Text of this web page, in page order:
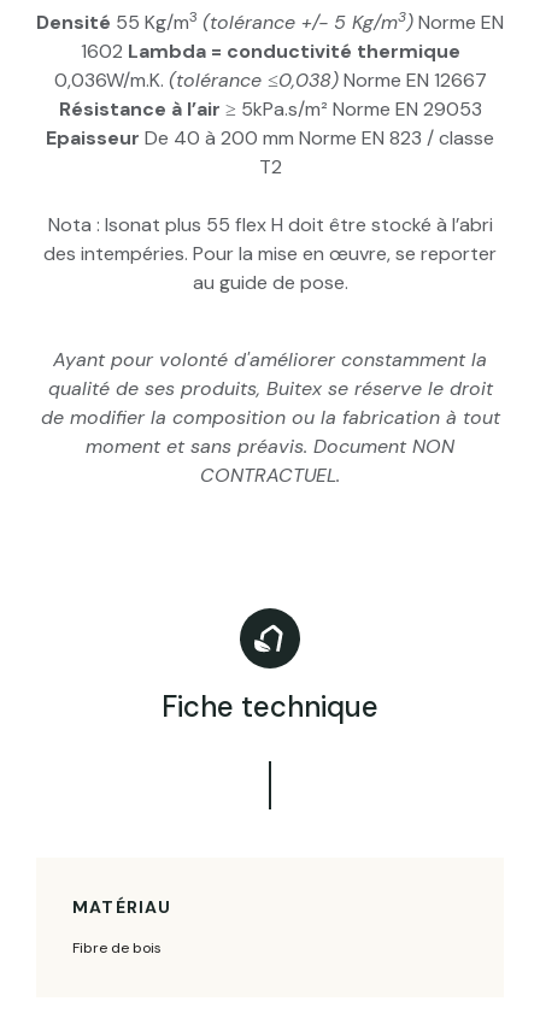
Densité 55 Kg/m3 (tolérance +/- 5 Kg/m3)Norme EN
1602 Lambda = conductivité thermique
0,036W/m.K. (tolérance ≤0,038)Norme EN 12667
Résistance à l’air ≥ 5kPa.s/m² Norme EN 29053
Epaisseur De 40 à 200 mm Norme EN 823 / classe
T2
Nota : Isonat plus 55 flex H doit être stocké à l’abri
des intempéries. Pour la mise en œuvre, se reporter
au guide de pose.
Ayant pour volonté d'améliorer constamment la
qualité de ses produits, Buitex se réserve le droit
de modifier la composition ou la fabrication à tout
moment et sans préavis. Document NON
CONTRACTUEL.
Fiche technique
MATÉRIAU
Fibre de bois